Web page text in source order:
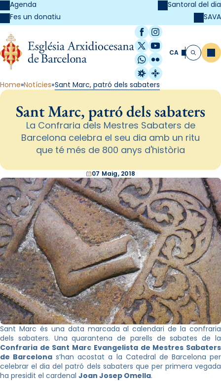
Agenda
Fes un donatiu
Santoral del dia
SAVA
Facebook
Instagram
X / Twitter
YouTube
WhatsApp
Flickr
Radio Estel
Catalunya
CA Cerca
Home Notícies Sant Marc, patró dels sabaters
Sant Marc, patró dels sabaters
La Confraria dels Mestres Sabaters de
Barcelona celebra el seu dia amb un ritu
que té més de 800 anys d'història
07 Maig, 2018
Sant Marc és una data marcada al calendari de la confraria
dels sabaters. Una quarantena de parells de sabates de la
Confraria de Sant Marc Evangelista de Mestres Sabaters
de Barcelona s’han acostat a la Catedral de Barcelona per
celebrar el dia del patró dels sabaters que per primera vegada
ha presidit el cardenal Joan Josep Omella.